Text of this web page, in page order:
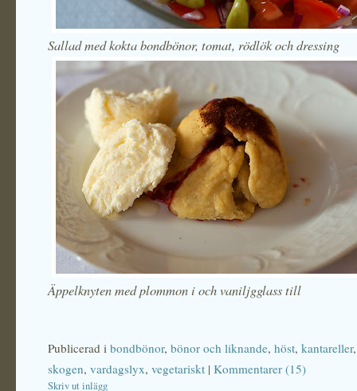
Sallad med kokta bondbönor, tomat, rödlök och dressing
Äppelknyten med plommon i och vaniljgglass till
Publicerad i bondbönor, bönor och liknande, höst, kantareller
skogen, vardagslyx, vegetariskt | Kommentarer (15)
Skriv ut inlägg